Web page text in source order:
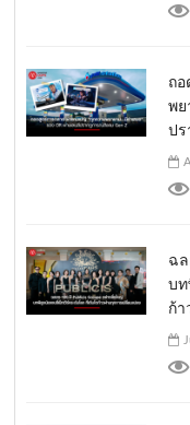
ถ
พย
ป
ฉ
บท
ก้